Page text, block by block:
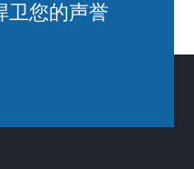
卫您的声誉